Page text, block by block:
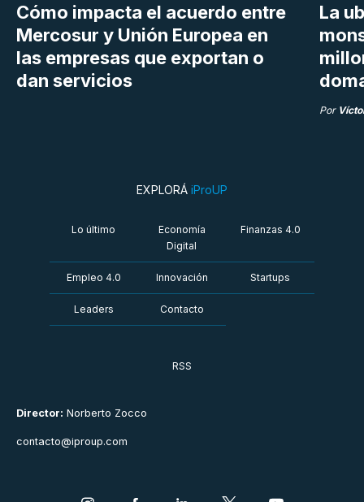
Cómo impacta el acuerdo entre
Mercosur y Unión Europea en
las empresas que exportan o
dan servicios
La
Por
Director: Norberto Zocco
contacto@iproup.com
EXPLORÁ iProUP
Lo último
Economía
Digital
Finanzas 4.0
Empleo 4.0 Innovación Startups
Leaders Contacto
RSS